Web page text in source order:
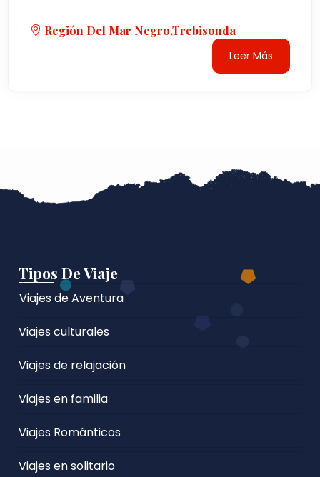
Región Del Mar Negro,Trebisonda
Leer Más
Tipos De Viaje
Viajes de Aventura
Viajes culturales
Viajes de relajación
Viajes en familia
Viajes Románticos
Viajes en solitario